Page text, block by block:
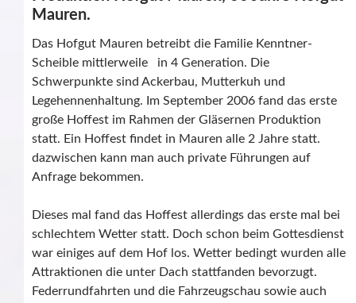
Mauren.
Das Hofgut Mauren betreibt die Familie Kenntner-
Scheible mittlerweile in 4 Generation. Die
Schwerpunkte sind Ackerbau, Mutterkuh und
Legehennenhaltung. Im September 2006 fand das erste
große Hoffest im Rahmen der Gläsernen Produktion
statt. Ein Hoffest findet in Mauren alle 2 Jahre statt.
dazwischen kann man auch private Führungen auf
Anfrage bekommen.
Dieses mal fand das Hoffest allerdings das erste mal bei
schlechtem Wetter statt. Doch schon beim Gottesdienst
war einiges auf dem Hof los. Wetter bedingt wurden alle
Attraktionen die unter Dach stattfanden bevorzugt.
Federrundfahrten und die Fahrzeugschau sowie auch